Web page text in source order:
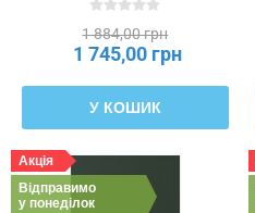
1 884,00 грн
1 745,00 грн
У КОШИК
Акція
Відправимо
у понеділок